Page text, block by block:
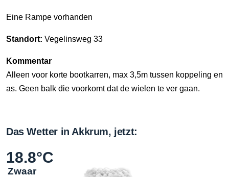
Eine Rampe vorhanden
Standort: Vegelinsweg 33
Kommentar
Alleen voor korte bootkarren, max 3,5m tussen koppeling en
as. Geen balk die voorkomt dat de wielen te ver gaan.
Das Wetter in Akkrum, jetzt:
18.8°C
Zwaar